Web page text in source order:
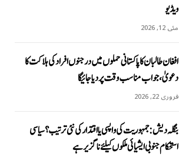
ویڈیو
مئی 12, 2026
افغان طالبان کا پاکستانی حملوں میں درجنوں افراد کی ہلاکت کا
دعویٰ، جواب مناسب وقت پر دیا جائیگا
فروری 22, 2026
بنگلہ دیش: جمہوریت کی واپسی یا اقتدار کی نئی ترتیب؟ سیاسی
استحکام جنوبی ایشیائی ملکوں کیلئے ناگزیر ہے